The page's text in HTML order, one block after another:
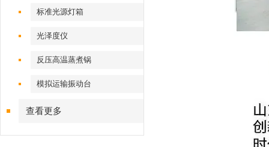
标准光源灯箱
光泽度仪
反压高温蒸煮锅
模拟运输振动台
查看更多